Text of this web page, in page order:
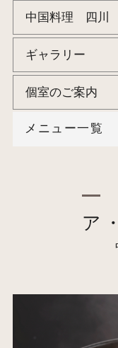
中国料理 四川
ギャラリー
個室のご案内
メニュー一覧
ア